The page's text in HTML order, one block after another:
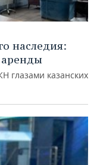
наследия:
глазами казанских